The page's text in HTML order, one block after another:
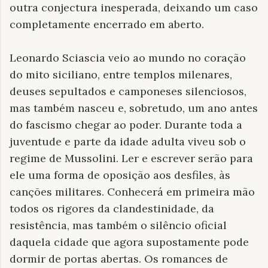
outra conjectura inesperada, deixando um caso
completamente encerrado em aberto.
Leonardo Sciascia veio ao mundo no coração
do mito siciliano, entre templos milenares,
deuses sepultados e camponeses silenciosos,
mas também nasceu e, sobretudo, um ano antes
do fascismo chegar ao poder. Durante toda a
juventude e parte da idade adulta viveu sob o
regime de Mussolini. Ler e escrever serão para
ele uma forma de oposição aos desfiles, às
canções militares. Conhecerá em primeira mão
todos os rigores da clandestinidade, da
resistência, mas também o silêncio oficial
daquela cidade que agora supostamente pode
dormir de portas abertas. Os romances de